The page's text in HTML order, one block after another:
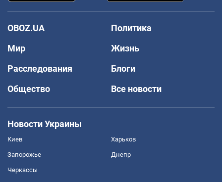
OBOZ.UA
Политика
Мир
Жизнь
Расследования
Блоги
Общество
Все новости
Новости Украины
Киев Харьков
Запорожье Днепр
Черкассы